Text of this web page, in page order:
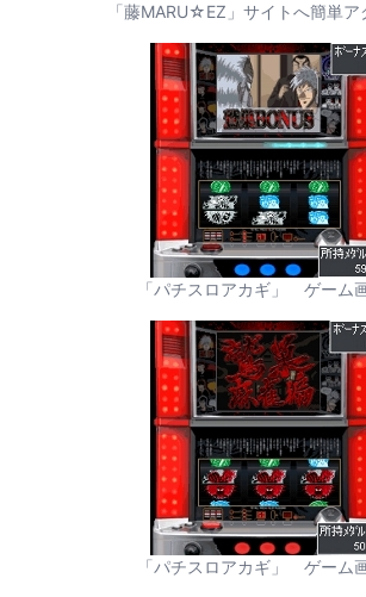
「藤MARU☆EZ」サイトへ簡単ア
「パチスロアカギ」 ゲーム
「パチスロアカギ」 ゲーム